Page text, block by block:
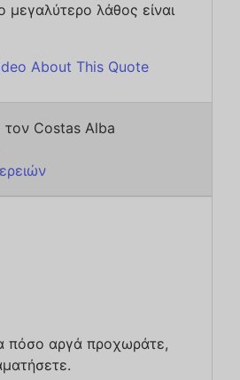
μεγαλύτερο λάθος είναι
About This Quote
Costas Alba
πόσο αργά προχωράτε,